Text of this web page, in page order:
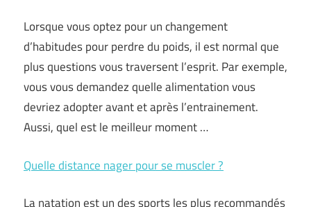
Lorsque vous optez pour un changement
d’habitudes pour perdre du poids, il est normal que
plus questions vous traversent l’esprit. Par exemple,
vous vous demandez quelle alimentation vous
devriez adopter avant et après l’entrainement.
Aussi, quel est le meilleur moment …
Quelle distance nager pour se muscler ?
La natation est un des sports les plus recommandés